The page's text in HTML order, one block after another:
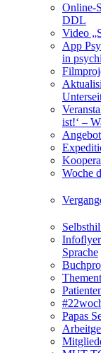
Online-
DDL
Video
App
in
ist!‘ –
Woche
Sprache
Papas